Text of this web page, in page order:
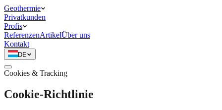
Geothermie
Privatkunden
Profis
ReferenzenArtikelÜber uns
Kontakt
DE
Cookies & Tracking
Cookie-Richtlinie